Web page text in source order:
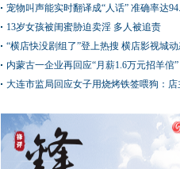
宠物叫声能实时翻译成“人话” 准确率达
13岁女孩被闺蜜胁迫卖淫 多人被追责
“横店快没剧组了”登上热搜 横店影视城
内蒙古一企业再回应“月薪1.6万元招羊倌”
大连市监局回应女子用烧烤铁签喂狗：